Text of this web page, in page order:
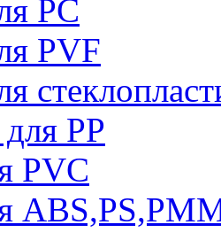
PC
PVF
PP
PVC